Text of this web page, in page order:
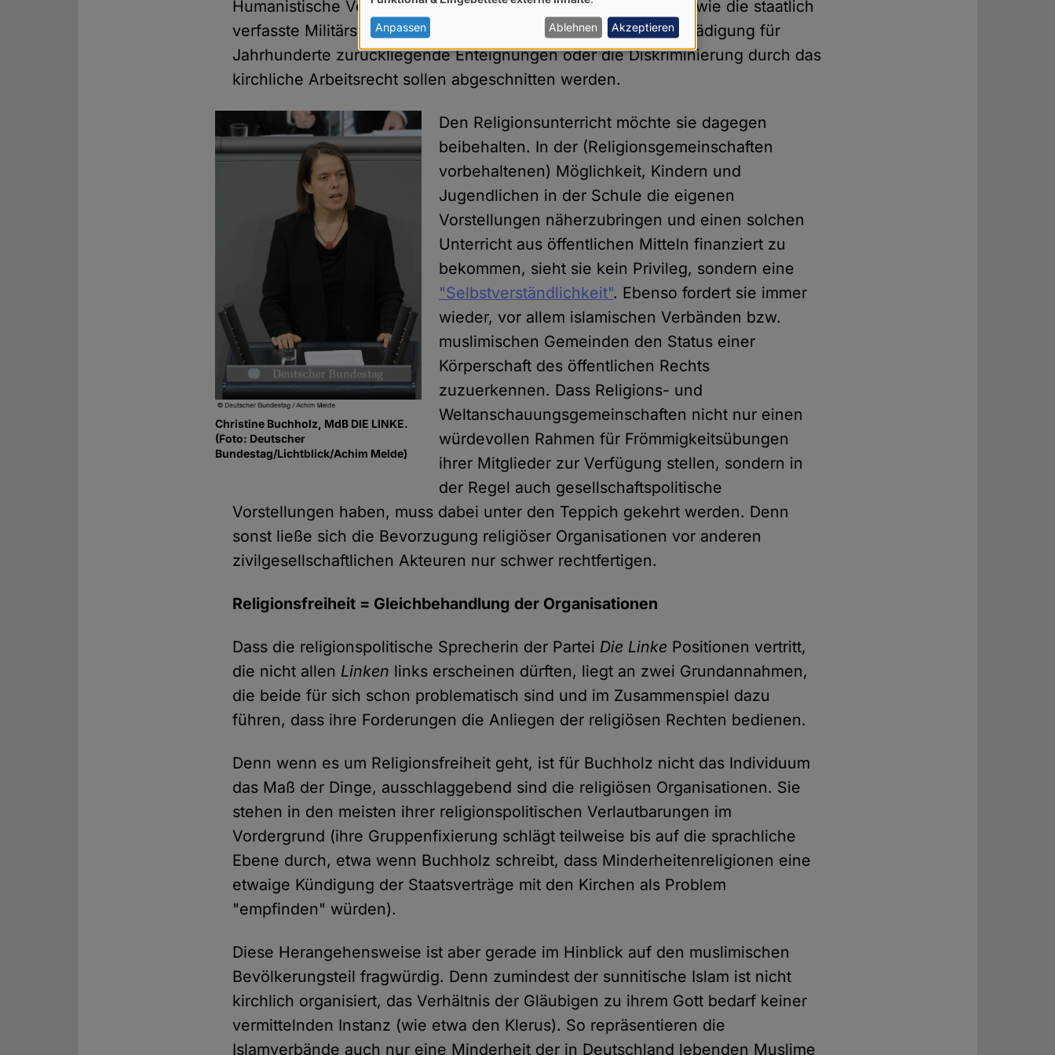
Humanistische Verband). Lediglich die obskursten alten Zöpfe wie die staatlich
verfasste Militärseelsorge, die sog. Staatsleistungen als Entschädigung für
Jahrhunderte zurückliegende Enteignungen oder die Diskriminierung durch das
kirchliche Arbeitsrecht sollen abgeschnitten werden.
Christine Buchholz, MdB DIE LINKE.
(Foto: Deutscher
Bundestag/Lichtblick/Achim Melde)
Den Religionsunterricht möchte sie dagegen
beibehalten. In der (Religionsgemeinschaften
vorbehaltenen) Möglichkeit, Kindern und
Jugendlichen in der Schule die eigenen
Vorstellungen näherzubringen und einen solchen
Unterricht aus öffentlichen Mitteln finanziert zu
bekommen, sieht sie kein Privileg, sondern eine
"Selbstverständlichkeit". Ebenso fordert sie immer
wieder, vor allem islamischen Verbänden bzw.
muslimischen Gemeinden den Status einer
Körperschaft des öffentlichen Rechts
zuzuerkennen. Dass Religions- und
Weltanschauungsgemeinschaften nicht nur einen
würdevollen Rahmen für Frömmigkeitsübungen
ihrer Mitglieder zur Verfügung stellen, sondern in
der Regel auch gesellschaftspolitische
Vorstellungen haben, muss dabei unter den Teppich gekehrt werden. Denn
sonst ließe sich die Bevorzugung religiöser Organisationen vor anderen
zivilgesellschaftlichen Akteuren nur schwer rechtfertigen.
Religionsfreiheit = Gleichbehandlung der Organisationen
Dass die religionspolitische Sprecherin der Partei Die Linke Positionen vertritt,
die nicht allen Linken links erscheinen dürften, liegt an zwei Grundannahmen,
die beide für sich schon problematisch sind und im Zusammenspiel dazu
führen, dass ihre Forderungen die Anliegen der religiösen Rechten bedienen.
Denn wenn es um Religionsfreiheit geht, ist für Buchholz nicht das Individuum
das Maß der Dinge, ausschlaggebend sind die religiösen Organisationen. Sie
stehen in den meisten ihrer religionspolitischen Verlautbarungen im
Vordergrund (ihre Gruppenfixierung schlägt teilweise bis auf die sprachliche
Ebene durch, etwa wenn Buchholz schreibt, dass Minderheitenreligionen eine
etwaige Kündigung der Staatsverträge mit den Kirchen als Problem
"empfinden" würden).
Diese Herangehensweise ist aber gerade im Hinblick auf den muslimischen
Bevölkerungsteil fragwürdig. Denn zumindest der sunnitische Islam ist nicht
kirchlich organisiert, das Verhältnis der Gläubigen zu ihrem Gott bedarf keiner
vermittelnden Instanz (wie etwa den Klerus). So repräsentieren die
Islamverbände auch nur eine Minderheit der in Deutschland lebenden Muslime
von
personenbezogenen
Daten
und
Anpassen Ablehnen Akzeptieren